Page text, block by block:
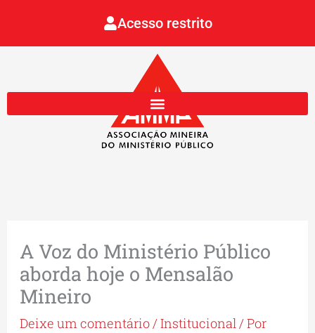
Acesso restrito
A Voz do Ministério Público
aborda hoje o Mensalão
Mineiro
Deixe um comentário/Institucional/ Por